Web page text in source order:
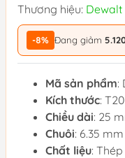
Thương hiệu: Dewalt
-8% Đang giảm
Mã sản phẩm:
Kích thước: T20
Chiều dài: 25
Chuôi: 6.35
Chất liệu: